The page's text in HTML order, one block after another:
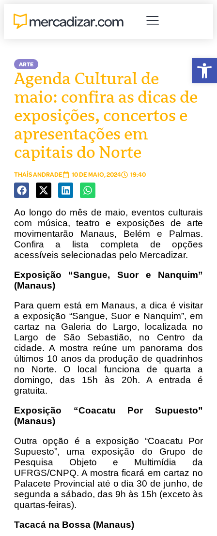
ARTE
Agenda Cultural de
maio: confira as dicas de
exposições, concertos e
apresentações em
capitais do Norte
THAÍS ANDRADE 10 DE MAIO, 2024 19:40
Ao longo do mês de maio, eventos culturais
com música, teatro e exposições de arte
movimentarão Manaus, Belém e Palmas.
Confira a lista completa de opções
acessíveis selecionadas pelo Mercadizar.
Exposição “Sangue, Suor e Nanquim”
(Manaus)
Para quem está em Manaus, a dica é visitar
a exposição “Sangue, Suor e Nanquim”, em
cartaz na Galeria do Largo, localizada no
Largo de São Sebastião, no Centro da
cidade. A mostra reúne um panorama dos
últimos 10 anos da produção de quadrinhos
no Norte. O local funciona de quarta a
domingo, das 15h às 20h. A entrada é
gratuita.
Exposição “Coacatu Por Supuesto”
(Manaus)
Outra opção é a exposição “Coacatu Por
Supuesto”, uma exposição do Grupo de
Pesquisa Objeto e Multimídia da
UFRGS/CNPQ. A mostra ficará em cartaz no
Palacete Provincial até o dia 30 de junho, de
segunda a sábado, das 9h às 15h (exceto às
quartas-feiras).
Tacacá na Bossa (Manaus)